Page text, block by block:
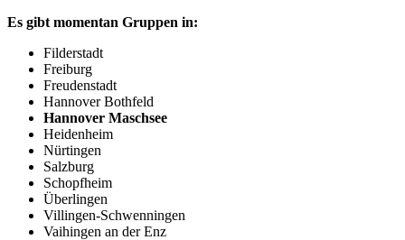
Es gibt momentan Gruppen in:
Filderstadt
Freiburg
Freudenstadt
Hannover Bothfeld
Hannover Maschsee
Heidenheim
Nürtingen
Salzburg
Schopfheim
Überlingen
Villingen-Schwenningen
Vaihingen an der Enz